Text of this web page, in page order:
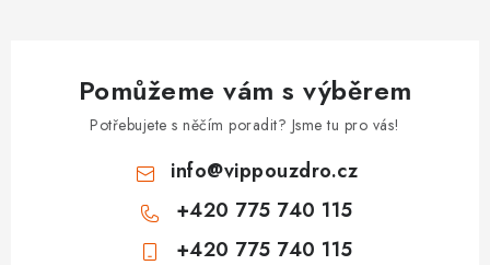
Pomůžeme vám s výběrem
Potřebujete s něčím poradit? Jsme tu pro vás!
info@vippouzdro.cz
+420 775 740 115
+420 775 740 115